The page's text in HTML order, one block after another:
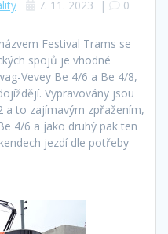
7. 11. 2023 | 0
Festival Trams se
spojů je vhodné
Vevey Be 4/6 a Be 4/8,
Vypravovány jsou
a to zajímavým zpřažením,
4/6 a jako druhý pak ten
jezdí dle potřeby